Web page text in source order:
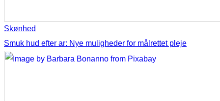
Skønhed
Smuk hud efter ar: Nye muligheder for målrettet pleje